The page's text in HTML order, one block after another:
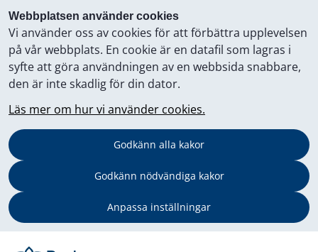
Webbplatsen använder cookies
Vi använder oss av cookies för att förbättra upplevelsen
på vår webbplats. En cookie är en datafil som lagras i
syfte att göra användningen av en webbsida snabbare,
den är inte skadlig för din dator.
Läs mer om hur vi använder cookies.
Godkänn alla kakor
Godkänn nödvändiga kakor
Anpassa inställningar